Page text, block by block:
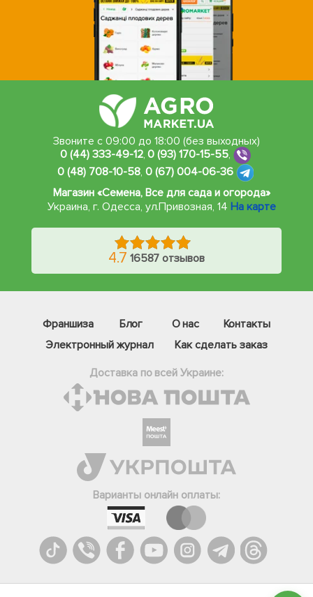
Звоните с 09:00 до 18:00 (без выходных)
0 (44) 333-49-12,0 (93) 170-15-55,
0 (48) 708-10-58, 0 (67) 004-06-36
Магазин «Семена, Все для сада и огорода»
Украина, г. Одесса, ул.Привозная, 14 На карте
4.7 16587 отзывов
Франшиза Блог О нас
Контакты
Электронный журнал
Как сделать заказ
Доставка по всей Украине:
Варианты онлайн оплаты:
Телеграм
Вайбер
Онлайн чат